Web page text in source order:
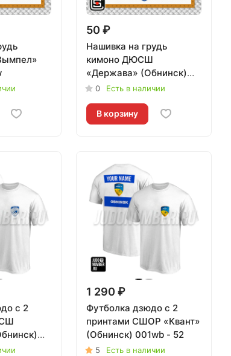
50 ₽
Нашивка на грудь
кимоно ДЮСШ
«Держава» (Обнинск)
001w
0 Есть в наличии
В корзину
с 2
1 290 ₽
Футболка дзюдо с 2
принтами СШОР «Квант»
(Обнинск) 001wb - 52
5 Есть в наличии